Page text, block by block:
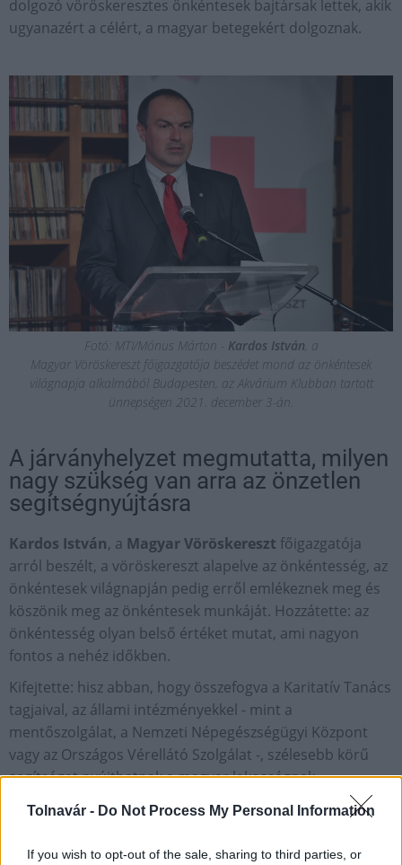
Tolnavár - Do Not Process My Personal Information
If you wish to opt-out of the sale, sharing to third parties, or
dolgozó vöröskeresztes önkéntesek bajtársak lettek, akik
ugyanazért a célért, a magyar betegekért dolgoznak.
Fotó: MTI/Mónus Márton - Kardos István , a
Magyar Vöröskereszt főigazgatója beszédet mond az önkéntesek
világnapja alkalmából Budapesten, az Akvárium Klubban tartott
ünnepségen 2021. december 3-án.
A járványhelyzet megmutatta, milyen
nagy szükség van arra az önzetlen
segítségnyújtásra
Kardos István, a Magyar Vöröskereszt főigazgatója
arról beszélt, a vöröskereszt alapelve az önkéntesség, az
önkéntesek világnapján pedig erről emlékeznek meg és
köszönik meg az önkéntesek munkáját. Hozzátette: az
önkéntesség olyan belső értéket mutat, ami nagyon
fontos a nehéz időkben.
Kifejtette: hisz abban, hogy összefogva a Karitatív Tanács
tagjaival, az állami intézményekkel - mint a
mentőszolgálat, a Nemzeti Népegészségügyi Központ
vagy az Országos Vérellátó Szolgálat -, szélesebb körű
segítséget nyújthatnak a magyar lakosságnak.
Berta Péter, a rendezvényt támogató, HR-szolgáltatással
járványhelyzet megmutatta, milyen nagy szükség van